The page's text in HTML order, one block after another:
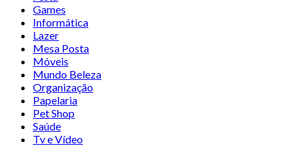
Games
Informática
Lazer
Mesa Posta
Móveis
Mundo Beleza
Organização
Papelaria
Pet Shop
Saúde
Tv e Vídeo